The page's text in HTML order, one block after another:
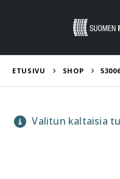
ETUSIVU SHOP
Valitun kaltaisia